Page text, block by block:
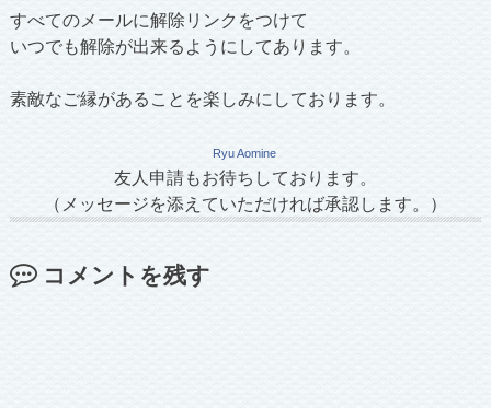
すべてのメールに解除リンクをつけて
いつでも解除が出来るようにしてあります。
素敵なご縁があることを楽しみにしております。
Ryu Aomine
友人申請もお待ちしております。
（メッセージを添えていただければ承認します。）
コメントを残す